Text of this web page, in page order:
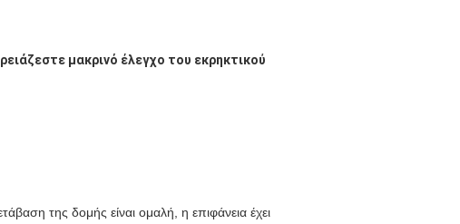
μακρινό έλεγχο του εκρηκτικού
της δομής είναι ομαλή, η επιφάνεια έχει